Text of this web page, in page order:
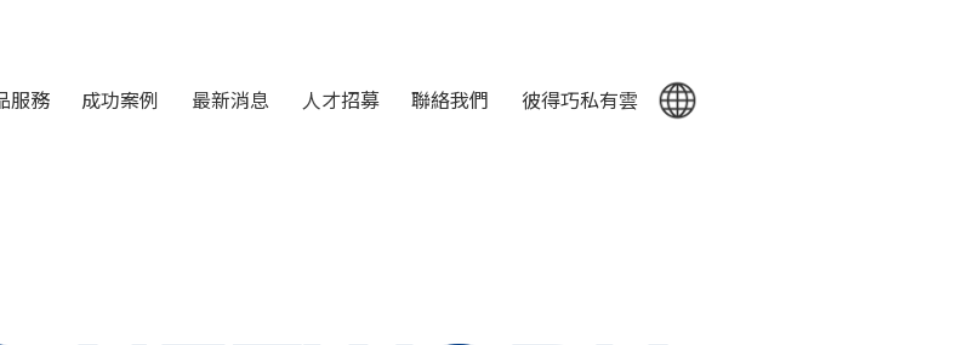
服務 成功案例 最新消息 人才招募 聯絡我們 彼得巧私有雲